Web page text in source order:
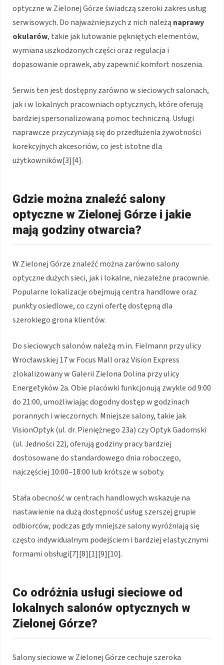
optyczne w Zielonej Górze świadczą szeroki zakres usług
serwisowych. Do najważniejszych z nich należą naprawy
okularów, takie jak lutowanie pękniętych elementów,
wymiana uszkodzonych części oraz regulacja i
dopasowanie oprawek, aby zapewnić komfort noszenia.
Serwis ten jest dostępny zarówno w sieciowych salonach,
jak i w lokalnych pracowniach optycznych, które oferują
bardziej spersonalizowaną pomoc techniczną. Usługi
naprawcze przyczyniają się do przedłużenia żywotności
korekcyjnych akcesoriów, co jest istotne dla
użytkowników[3][4].
Gdzie można znaleźć salony
optyczne w Zielonej Górze i jakie
mają godziny otwarcia?
W Zielonej Górze znaleźć można zarówno salony
optyczne dużych sieci, jak i lokalne, niezależne pracownie.
Popularne lokalizacje obejmują centra handlowe oraz
punkty osiedlowe, co czyni ofertę dostępną dla
szerokiego grona klientów.
Do sieciowych salonów należą m.in. Fielmann przy ulicy
Wrocławskiej 17 w Focus Mall oraz Vision Express
zlokalizowany w Galerii Zielona Dolina przy ulicy
Energetyków 2a. Obie placówki funkcjonują zwykle od 9:00
do 21:00, umożliwiając dogodny dostęp w godzinach
porannych i wieczornych. Mniejsze salony, takie jak
VisionOptyk (ul. dr. Pieniężnego 23a) czy Optyk Gadomski
(ul. Jedności 22), oferują godziny pracy bardziej
dostosowane do standardowego dnia roboczego,
najczęściej 10:00–18:00 lub krótsze w soboty.
Stała obecność w centrach handlowych wskazuje na
nastawienie na dużą dostępność usług szerszej grupie
odbiorców, podczas gdy mniejsze salony wyróżniają się
często indywidualnym podejściem i bardziej elastycznymi
formami obsługi[7][8][1][9][10].
Co odróżnia usługi sieciowe od
lokalnych salonów optycznych w
Zielonej Górze?
Salony sieciowe w Zielonej Górze cechuje szeroka